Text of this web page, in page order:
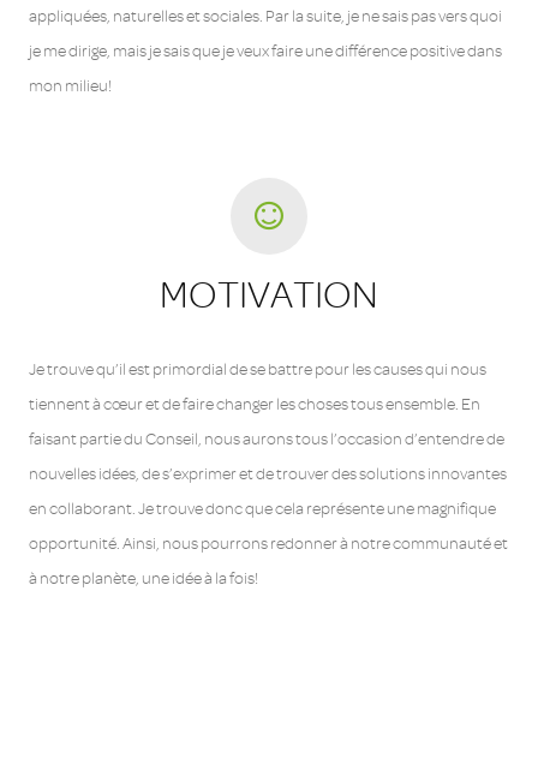
appliquées, naturelles et sociales. Par la suite, je ne sais pas vers quoi
je me dirige, mais je sais que je veux faire une différence positive dans
mon milieu!
MOTIVATION
Je trouve qu’il est primordial de se battre pour les causes qui nous
tiennent à cœur et de faire changer les choses tous ensemble. En
faisant partie du Conseil, nous aurons tous l’occasion d’entendre de
nouvelles idées, de s’exprimer et de trouver des solutions innovantes
en collaborant. Je trouve donc que cela représente une magnifique
opportunité. Ainsi, nous pourrons redonner à notre communauté et
à notre planète, une idée à la fois!